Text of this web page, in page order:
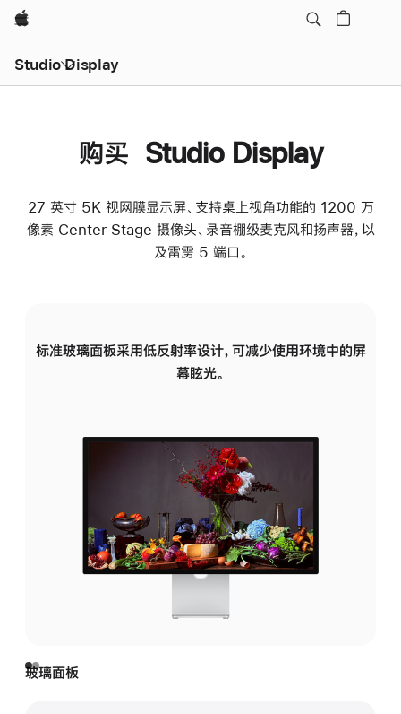
Apple
Studio Display
购买 Studio Display
27 英寸 5K 视网膜显示屏、支持桌上视角功能的 1200 万
像素 Center Stage 摄像头、录音棚级麦克风和扬声器，以
及雷雳 5 端口。
标准玻璃面板采用低反射率设计，可减少使用环境中的屏
幕眩光。
玻璃面板